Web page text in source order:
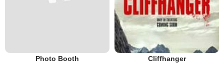
Photo Booth Cliffhanger